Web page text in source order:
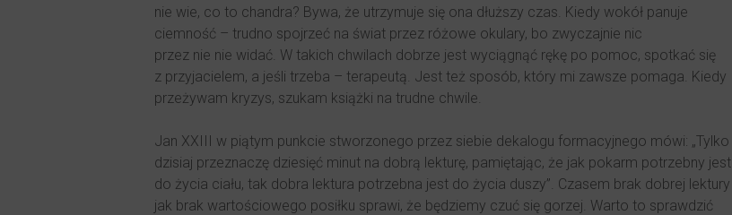
nie wie, co to chandra? Bywa, że utrzymuje się ona dłuższy czas. Kiedy wokół panuje
ciemność – trudno spojrzeć na świat przez różowe okulary, bo zwyczajnie nic
przez nie nie widać. W takich chwilach dobrze jest wyciągnąć rękę po pomoc, spotkać się
z przyjacielem, a jeśli trzeba – terapeutą. Jest też sposób, który mi zawsze pomaga. Kiedy
przeżywam kryzys, szukam książki na trudne chwile.
Jan XXIII w piątym punkcie stworzonego przez siebie dekalogu formacyjnego mówi: „Tylko
dzisiaj przeznaczę dziesięć minut na dobrą lekturę, pamiętając, że jak pokarm potrzebny jest
do życia ciału, tak dobra lektura potrzebna jest do życia duszy”. Czasem brak dobrej lektury
jak brak wartościowego posiłku sprawi, że będziemy czuć się gorzej. Warto to sprawdzić